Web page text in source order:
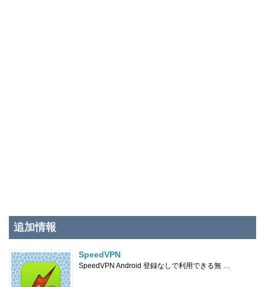
追加情報
SpeedVPN
SpeedVPN Android 登録なしで利用できる無 …